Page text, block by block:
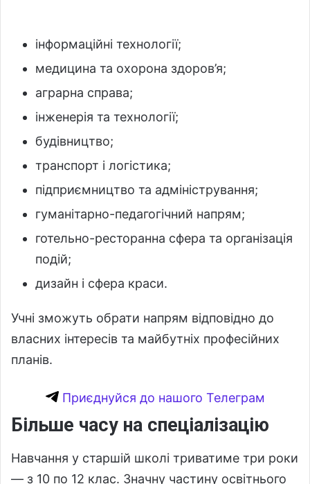
інформаційні технології;
медицина та охорона здоров’я;
аграрна справа;
інженерія та технології;
будівництво;
транспорт і логістика;
підприємництво та адміністрування;
гуманітарно-педагогічний напрям;
готельно-ресторанна сфера та організація
подій;
дизайн і сфера краси.
Учні зможуть обрати напрям відповідно до
власних інтересів та майбутніх професійних
планів.
Приєднуйся до нашого Телеграм
Більше часу на спеціалізацію
Навчання у старшій школі триватиме три роки
— з 10 по 12 клас. Значну частину освітнього